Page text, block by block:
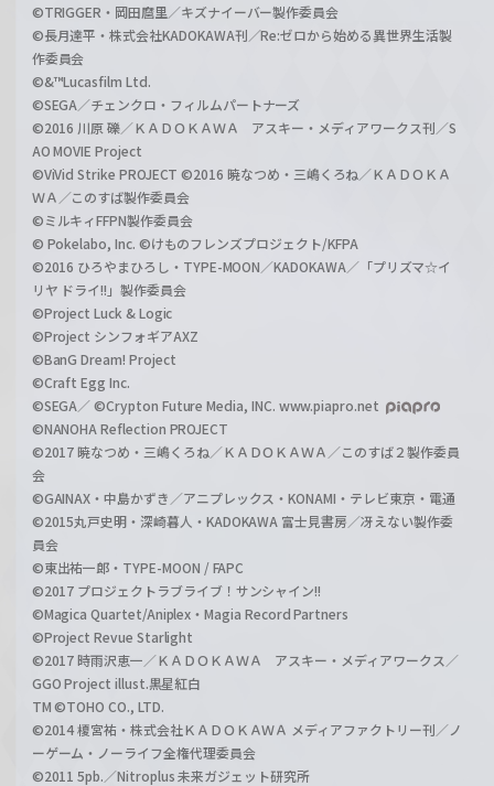
©TRIGGER・岡田麿里／キズナイーバー製作委員会
©長月達平・株式会社KADOKAWA刊／Re:ゼロから始める異世界生活製
作委員会
©&™Lucasfilm Ltd.
©SEGA／チェンクロ・フィルムパートナーズ
©2016 川原 礫／ＫＡＤＯＫＡＷＡ アスキー・メディアワークス刊／S
AO MOVIE Project
©ViVid Strike PROJECT ©2016 暁なつめ・三嶋くろね／ＫＡＤＯＫＡ
ＷＡ／このすば製作委員会
©ミルキィFFPN製作委員会
© Pokelabo, Inc. ©けものフレンズプロジェクト/KFPA
©2016 ひろやまひろし・TYPE-MOON／KADOKAWA／「プリズマ☆イ
リヤ ドライ!!」製作委員会
©Project Luck & Logic
©Project シンフォギアAXZ
©BanG Dream! Project
©Craft Egg Inc.
©SEGA／ ©Crypton Future Media, INC. www.piapro.net
©NANOHA Reflection PROJECT
©2017 暁なつめ・三嶋くろね／ＫＡＤＯＫＡＷＡ／このすば２製作委員
会
©GAINAX・中島かずき／アニプレックス・KONAMI・テレビ東京・電通
©2015丸戸史明・深崎暮人・KADOKAWA 富士見書房／冴えない製作委
員会
©東出祐一郎・TYPE-MOON / FAPC
©2017 プロジェクトラブライブ！サンシャイン!!
©Magica Quartet/Aniplex・Magia Record Partners
©Project Revue Starlight
©2017 時雨沢恵一／ＫＡＤＯＫＡＷＡ アスキー・メディアワークス／
GGO Project illust.黒星紅白
TM ©TOHO CO., LTD.
©2014 榎宮祐・株式会社ＫＡＤＯＫＡＷＡ メディアファクトリー刊／ノ
ーゲーム・ノーライフ全権代理委員会
©2011 5pb.／Nitroplus 未来ガジェット研究所